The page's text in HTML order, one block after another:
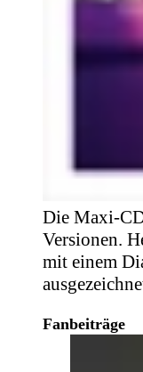
Die Maxi-
Versionen.
mit einem
Fanbeiträge